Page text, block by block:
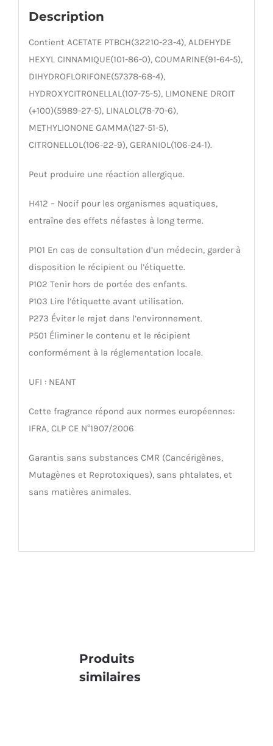
Description
Contient ACETATE PTBCH(32210-23-4), ALDEHYDE
HEXYL CINNAMIQUE(101-86-0), COUMARINE(91-64-5),
DIHYDROFLORIFONE(57378-68-4),
HYDROXYCITRONELLAL(107-75-5), LIMONENE DROIT
(+100)(5989-27-5), LINALOL(78-70-6),
METHYLIONONE GAMMA(127-51-5),
CITRONELLOL(106-22-9), GERANIOL(106-24-1).
Peut produire une réaction allergique.
H412 – Nocif pour les organismes aquatiques,
entraîne des effets néfastes à long terme.
P101 En cas de consultation d’un médecin, garder à
disposition le récipient ou l’étiquette.
P102 Tenir hors de portée des enfants.
P103 Lire l’étiquette avant utilisation.
P273 Éviter le rejet dans l’environnement.
P501 Éliminer le contenu et le récipient
conformément à la réglementation locale.
UFI : NEANT
Cette fragrance répond aux normes européennes:
IFRA, CLP CE N°1907/2006
Garantis sans substances CMR (Cancérigènes,
Mutagènes et Reprotoxiques), sans phtalates, et
sans matières animales.
Produits
similaires